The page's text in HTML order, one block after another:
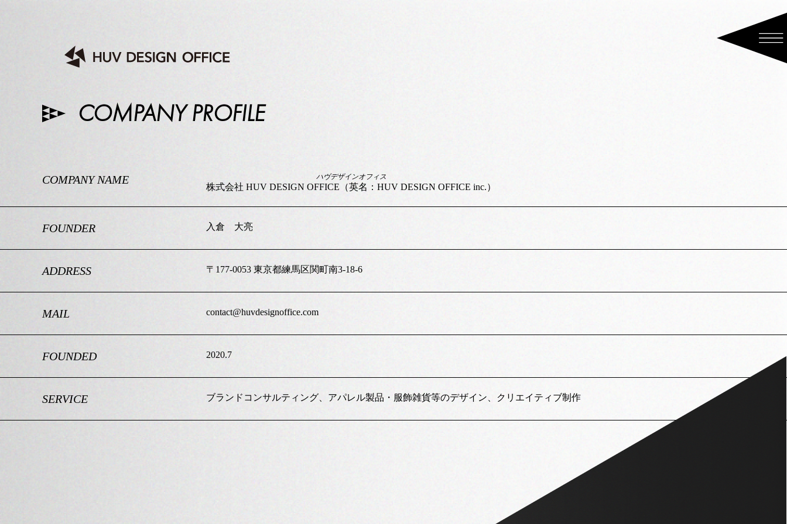
COMPANY PROFILE
COMPANY NAME ハヴデザインオフィス
株式会社 HUV DESIGN OFFICE（英名：HUV DESIGN OFFICE inc.）
FOUNDER 入倉 大亮
ADDRESS 〒177-0053 東京都練馬区関町南3-18-6
MAIL contact@huvdesignoffice.com
FOUNDED 2020.7
SERVICE ブランドコンサルティング、アパレル製品・服飾雑貨等のデザイン、クリエイティブ制作